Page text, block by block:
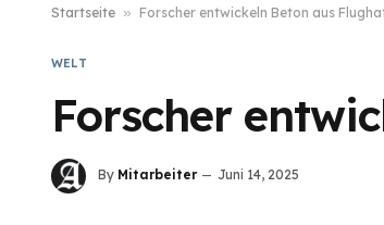
Startseite » Forscher entwickeln Beton aus
WELT
Forscher
By Mitarbeiter Juni 14, 2025